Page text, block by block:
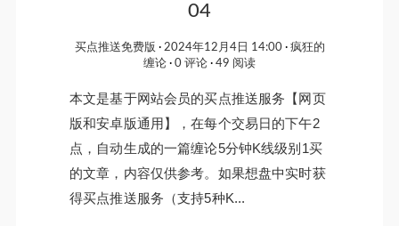
04
买点推送免费版 2024年12月4日 14:00
疯狂的
缠论
0 评论 49 阅读
本文是基于网站会员的买点推送服务【网页
版和安卓版通用】，在每个交易日的下午2
点，自动生成的一篇缠论5分钟K线级别1买
的文章，内容仅供参考。如果想盘中实时获
得买点推送服务（支持5种K...